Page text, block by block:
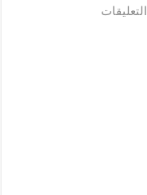
التعليقات